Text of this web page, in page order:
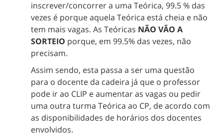
inscrever/concorrer a uma Teórica, 99.5 % das
vezes é porque aquela Teórica está cheia e não
tem mais vagas. As Teóricas NÃO VÃO A
SORTEIO porque, em 99.5% das vezes, não
precisam.
Assim sendo, esta passa a ser uma questão
para o docente da cadeira já que o professor
pode ir ao CLIP e aumentar as vagas ou pedir
uma outra turma Teórica ao CP, de acordo com
as disponibilidades de horários dos docentes
envolvidos.